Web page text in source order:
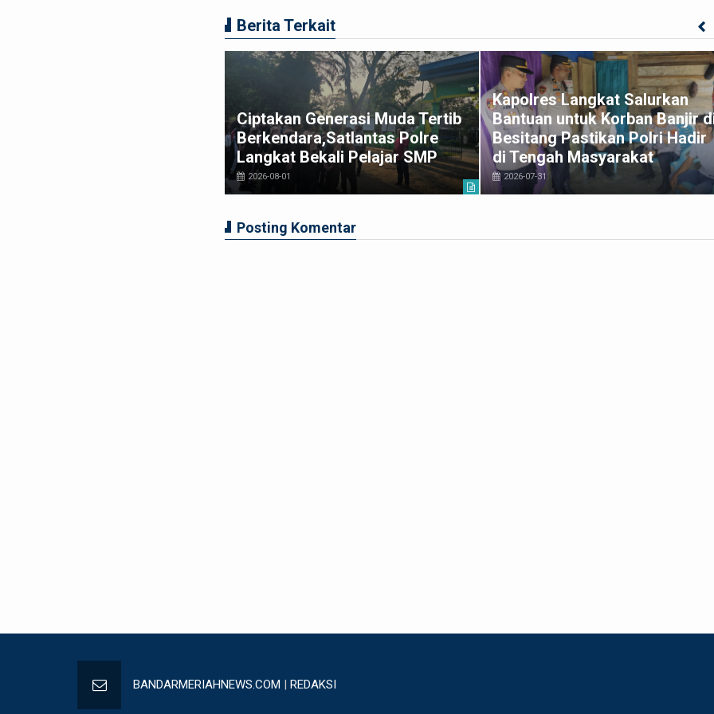
Berita Terkait
Ciptakan Generasi Muda Tertib
Berkendara,Satlantas Polre
Langkat Bekali Pelajar SMP
2026-08-01
Kapolres Langkat Salurkan
Bantuan untuk Korban Banjir
Besitang Pastikan Polri Hadir
di Tengah Masyarakat
2026-07-31
Posting Komentar
BANDARMERIAHNEWS.COM | REDAKSI